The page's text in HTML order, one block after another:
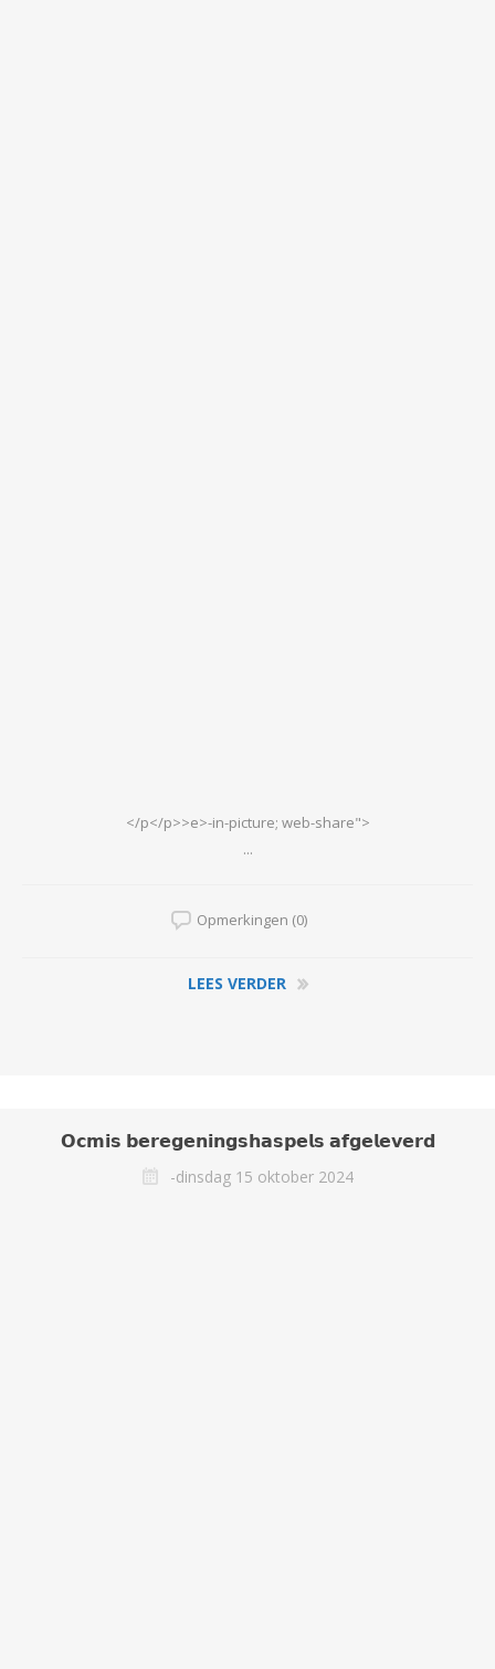
</p</p>>e>-in-picture; web-share">
...
Opmerkingen (0)
LEES VERDER
𝗢𝗰𝗺𝗶𝘀 𝗯𝗲𝗿𝗲𝗴𝗲𝗻𝗶𝗻𝗴𝘀𝗵𝗮𝘀𝗽𝗲𝗹𝘀 𝗮𝗳𝗴𝗲𝗹𝗲𝘃𝗲𝗿𝗱
-dinsdag 15 oktober 2024